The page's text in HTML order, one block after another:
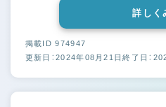
詳しく
掲載ID 974947
更新日：2024年08月21日終了日：